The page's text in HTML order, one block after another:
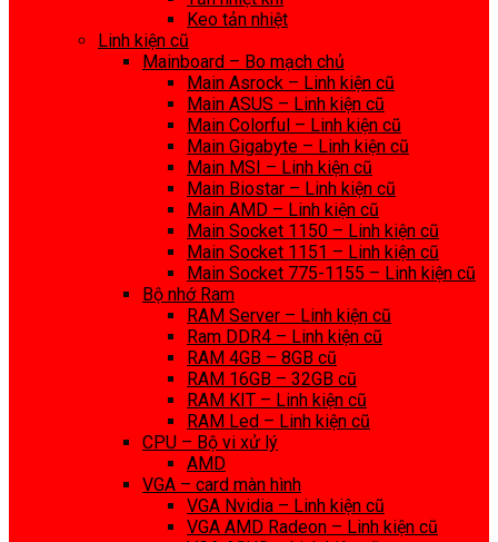
Keo tản nhiệt
Linh kiện cũ
Mainboard – Bo mạch chủ
Main Asrock – Linh kiện cũ
Main ASUS – Linh kiện cũ
Main Colorful – Linh kiện cũ
Main Gigabyte – Linh kiện cũ
Main MSI – Linh kiện cũ
Main Biostar – Linh kiện cũ
Main AMD – Linh kiện cũ
Main Socket 1150 – Linh kiện cũ
Main Socket 1151 – Linh kiện cũ
Main Socket 775-1155 – Linh kiện cũ
Bộ nhớ Ram
RAM Server – Linh kiện cũ
Ram DDR4 – Linh kiện cũ
RAM 4GB – 8GB cũ
RAM 16GB – 32GB cũ
RAM KIT – Linh kiện cũ
RAM Led – Linh kiện cũ
CPU – Bộ vi xử lý
AMD
VGA – card màn hình
VGA Nvidia – Linh kiện cũ
VGA AMD Radeon – Linh kiện cũ